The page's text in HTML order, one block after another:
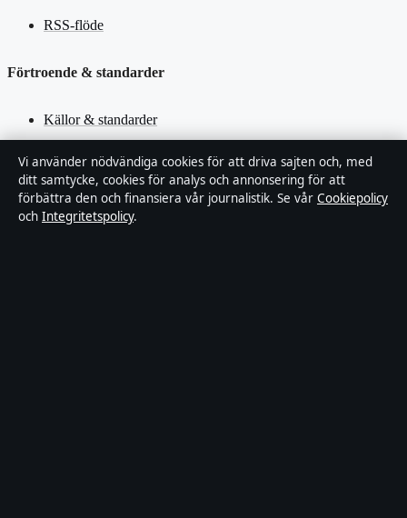
RSS-flöde
Förtroende & standarder
Källor & standarder
Redaktionell policy
Rättelsepolicy
Vi använder nödvändiga cookies för att driva sajten och, med
ditt samtycke, cookies för analys och annonsering för att
förbättra den och finansiera vår journalistik. Se vår Cookiepolicy
och Integritetspolicy.